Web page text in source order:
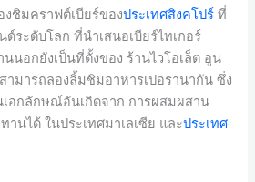
ชิมคราฟต์เบียร์ของประเทศสิงคโปร์ ที่
ระดับโลก ที่นำเสนอเบียร์ไทเกอร์
นอกยังเป็นที่ตั้งของ ร้านไวโอเล็ต อูน
มารถลองลิ้มชิมอาหารเปอรานากัน ซึ่ง
เอกลักษณ์อันเกิดจาก การผสมผสาน
นได้ ในประเทศมาเลเซีย และประเทศ